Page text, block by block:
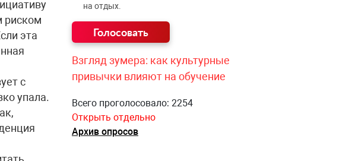
на отдых.
Взгляд зумера: как культурные
привычки влияют на обучение
Всего проголосовало: 2254
Открыть отдельно
Архив опросов